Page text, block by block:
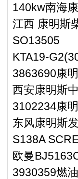
140kw南海
江西 康明斯
SO13505
KTA19-
3863690康
西安康明斯
3102234康
东风康明斯
S138A
欧曼
3930359燃